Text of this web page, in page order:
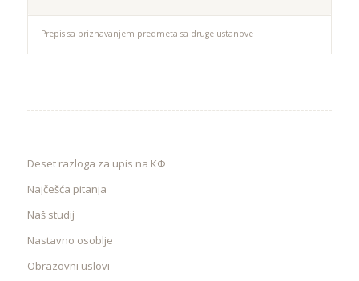
Prepis sa priznavanjem predmeta sa druge ustanove
Deset razloga za upis na КФ
Najčešća pitanja
Naš studij
Nastavno osoblje
Obrazovni uslovi